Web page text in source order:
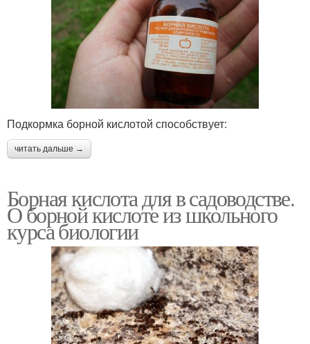
Подкормка борной кислотой способствует:
читать дальше →
Борная кислота для в садоводстве.
О борной кислоте из школьного
курса биологии